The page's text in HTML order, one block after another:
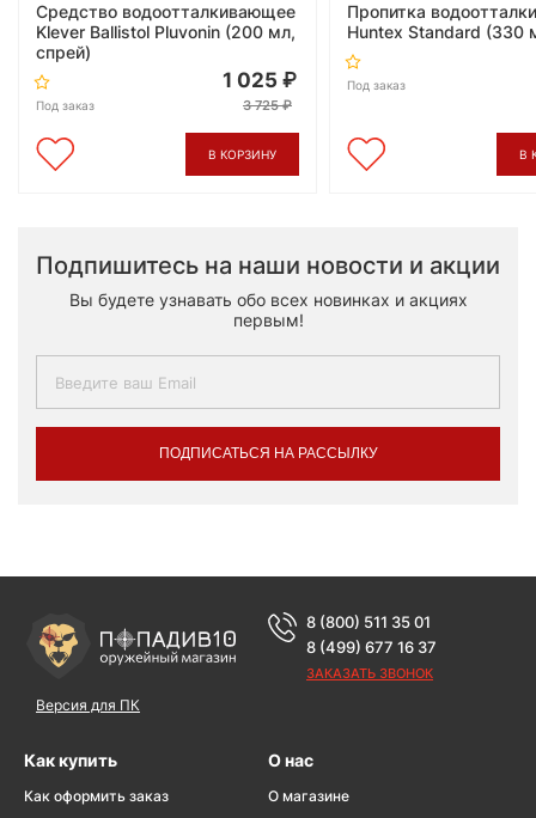
Средство водоотталкивающее
Klever Ballistol Pluvonin (200 мл,
спрей)
Под заказ
1 025
3 725
В КОРЗИНУ
Пропитка
Huntex Standard (330
Под заказ
В
Подпишитесь на наши новости и акции
Вы будете узнавать обо всех новинках и акциях
первым!
ПОДПИСАТЬСЯ НА РАССЫЛКУ
Версия для ПК
8 (800) 511 35 01
8 (499) 677 16 37
ЗАКАЗАТЬ ЗВОНОК
Как купить
Как оформить заказ
О нас
О магазине